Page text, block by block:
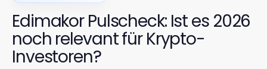
Edimakor Pulscheck: Ist es 2026
noch relevant für Krypto-
Investoren?